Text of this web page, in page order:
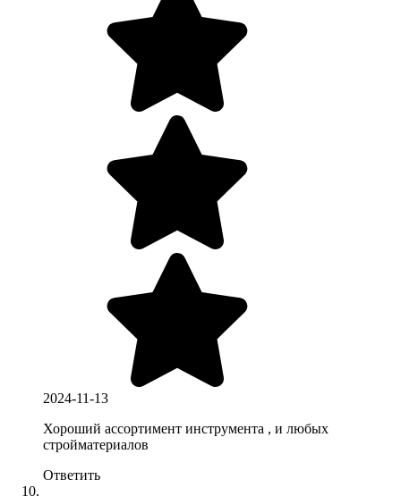
2024-11-13
Хороший ассортимент инструмента , и любых
стройматериалов
Ответить